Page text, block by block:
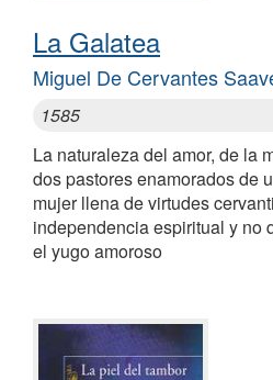
La Galatea
Miguel De Cervantes
1585
La naturaleza del amor, de la
dos pastores enamorados de
mujer llena de virtudes
independencia espiritual y no
el yugo amoroso